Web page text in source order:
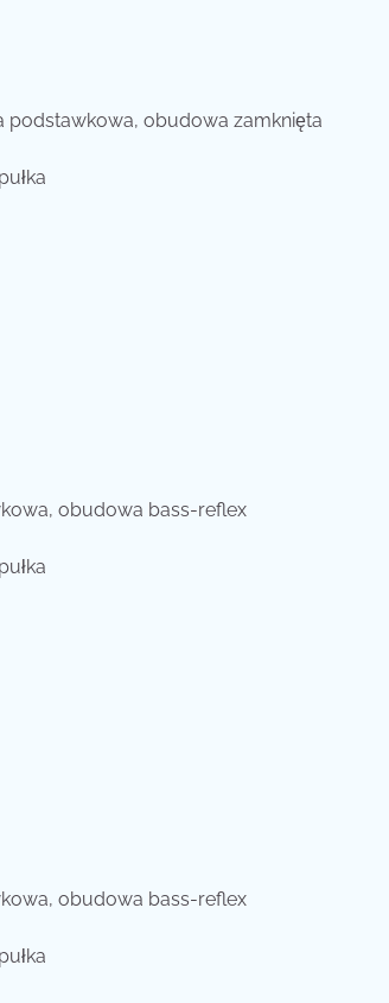
podstawkowa, obudowa zamknięta
obudowa bass-reflex
obudowa bass-reflex